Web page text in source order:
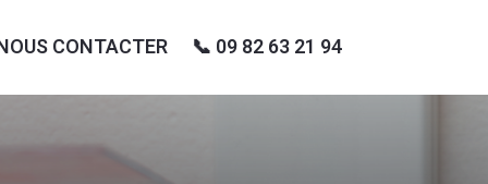
CONTACTER 📞 ‪09 82 63 21 94